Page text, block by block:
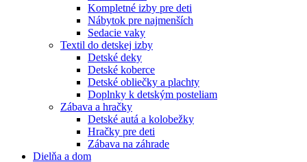
Kompletné izby pre deti
Nábytok pre najmenších
Sedacie vaky
Textil do detskej izby
Detské deky
Detské koberce
Detské obliečky a plachty
Doplnky k detským posteliam
Zábava a hračky
Detské autá a kolobežky
Hračky pre deti
Zábava na záhrade
Dielňa a dom